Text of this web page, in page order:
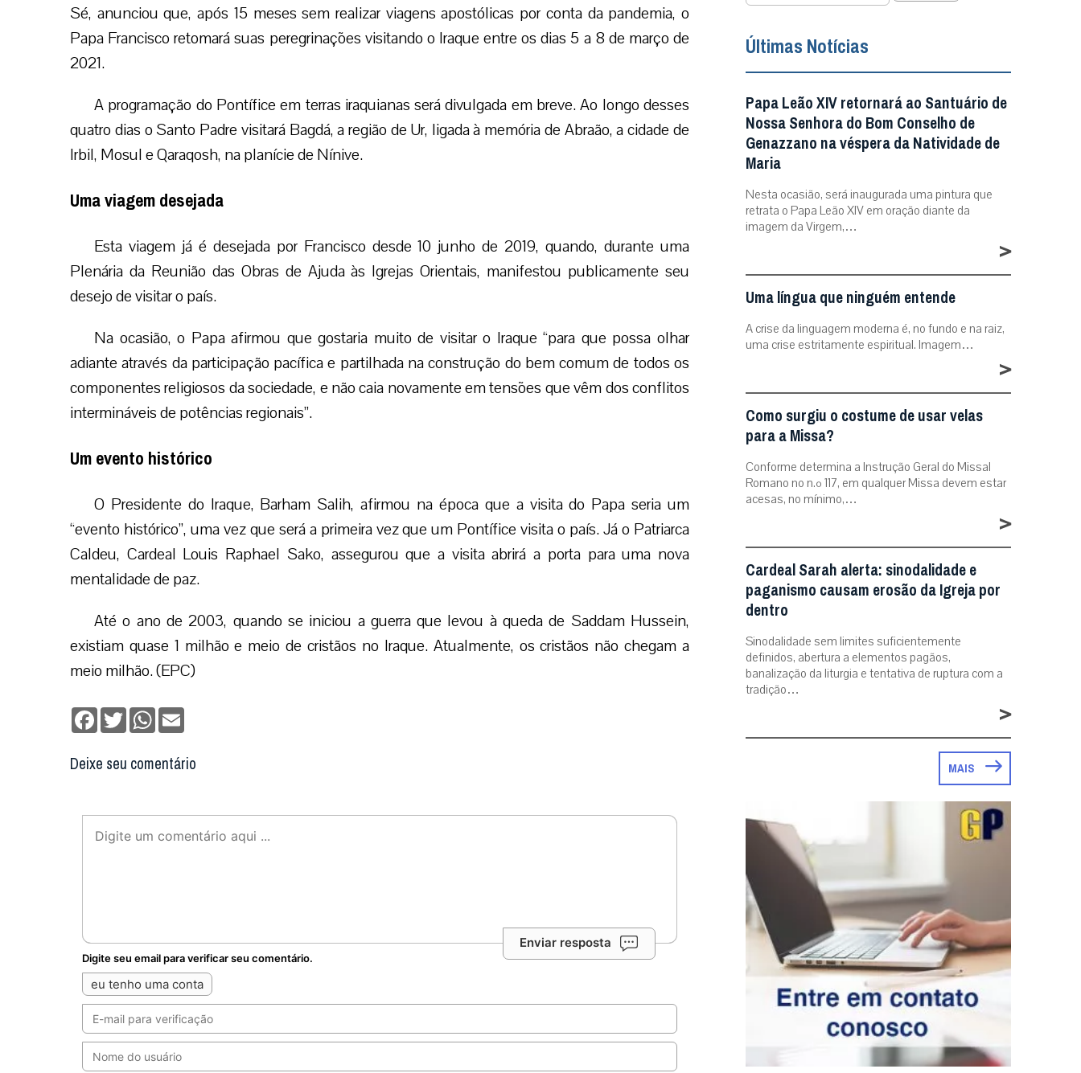
Sé, anunciou que, após 15 meses sem realizar viagens apostólicas por conta da pandemia, o
Papa Francisco retomará suas peregrinações visitando o Iraque entre os dias 5 a 8 de março de
2021.
A programação do Pontífice em terras iraquianas será divulgada em breve. Ao longo desses
quatro dias o Santo Padre visitará Bagdá, a região de Ur, ligada à memória de Abraão, a cidade de
Irbil, Mosul e Qaraqosh, na planície de Nínive.
Uma viagem desejada
Esta viagem já é desejada por Francisco desde 10 junho de 2019, quando, durante uma
Plenária da Reunião das Obras de Ajuda às Igrejas Orientais, manifestou publicamente seu
desejo de visitar o país.
Na ocasião, o Papa afirmou que gostaria muito de visitar o Iraque “para que possa olhar
adiante através da participação pacífica e partilhada na construção do bem comum de todos os
componentes religiosos da sociedade, e não caia novamente em tensões que vêm dos conflitos
intermináveis de potências regionais”.
Um evento histórico
O Presidente do Iraque, Barham Salih, afirmou na época que a visita do Papa seria um
“evento histórico”, uma vez que será a primeira vez que um Pontífice visita o país. Já o Patriarca
Caldeu, Cardeal Louis Raphael Sako, assegurou que a visita abrirá a porta para uma nova
mentalidade de paz.
Até o ano de 2003, quando se iniciou a guerra que levou à queda de Saddam Hussein,
existiam quase 1 milhão e meio de cristãos no Iraque. Atualmente, os cristãos não chegam a
meio milhão. (EPC)
Facebook
TwitterWhatsApp
Deixe seu comentário
Enviar resposta
Digite seu email para verificar seu comentário.
eu tenho uma conta
Últimas Notícias
Papa Leão XIV retornará ao Santuário de
Nossa Senhora do Bom Conselho de
Genazzano na véspera da Natividade de
Maria
Nesta ocasião, será inaugurada uma pintura que
retrata o Papa Leão XIV em oração diante da
imagem da Virgem,…
>
Uma língua que ninguém entende
A crise da linguagem moderna é, no fundo e na raiz,
uma crise estritamente espiritual. Imagem…
>
Como surgiu o costume de usar velas
para a Missa?
Conforme determina a Instrução Geral do Missal
Romano no n.º 117, em qualquer Missa devem estar
acesas, no mínimo,…
>
Cardeal Sarah alerta: sinodalidade e
paganismo causam erosão da Igreja por
dentro
Sinodalidade sem limites suficientemente
definidos, abertura a elementos pagãos,
banalização da liturgia e tentativa de ruptura com a
tradição…
>
MAIS